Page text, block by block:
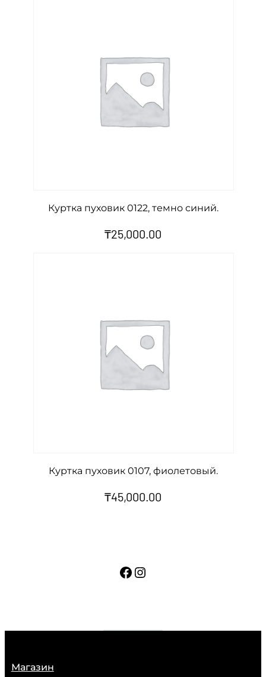
Куртка пуховик 0122, темно синий.
₸25,000.00
Куртка пуховик 0107, фиолетовый.
₸45,000.00
Facebook
Instagram
Магазин